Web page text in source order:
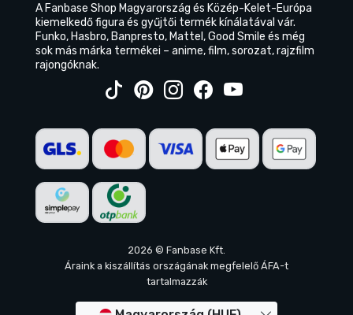
A Fanbase Shop Magyarország és Közép-Kelet-Európa
kiemelkedő figura és gyűjtői termék kínálatával vár.
Funko, Hasbro, Banpresto, Mattel, Good Smile és még
sok más márka termékei – anime, film, sorozat, rajzfilm
rajongóknak.
2026 © Fanbase Kft.
Áraink a kiszállítás országának megfelelő ÁFA-t
tartalmazzák